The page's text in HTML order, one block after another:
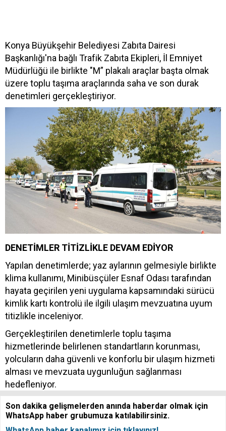
Konya Büyükşehir Belediyesi Zabıta Dairesi
Başkanlığı'na bağlı Trafik Zabıta Ekipleri, İl Emniyet
Müdürlüğü ile birlikte "M” plakalı araçlar başta olmak
üzere toplu taşıma araçlarında saha ve son durak
denetimleri gerçekleştiriyor.
DENETİMLER TİTİZLİKLE DEVAM EDİYOR
Yapılan denetimlerde; yaz aylarının gelmesiyle birlikte
klima kullanımı, Minibüsçüler Esnaf Odası tarafından
hayata geçirilen yeni uygulama kapsamındaki sürücü
kimlik kartı kontrolü ile ilgili ulaşım mevzuatına uyum
titizlikle inceleniyor.
Gerçekleştirilen denetimlerle toplu taşıma
hizmetlerinde belirlenen standartların korunması,
yolcuların daha güvenli ve konforlu bir ulaşım hizmeti
alması ve mevzuata uygunluğun sağlanması
hedefleniyor.
Son dakika gelişmelerden anında haberdar olmak için
WhatsApp haber grubumuza katılabilirsiniz.